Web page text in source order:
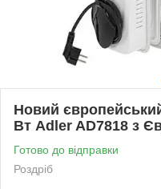
Новий
Вт Adler AD7818 з
Готово до відправки
Роздріб